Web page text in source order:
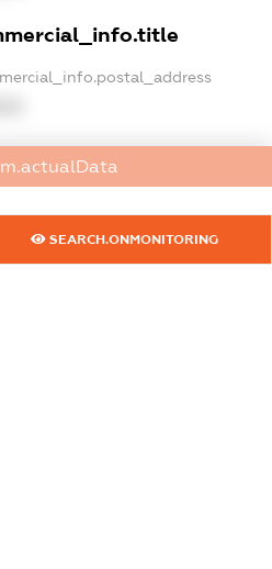
SEARCH.ONMONITORING